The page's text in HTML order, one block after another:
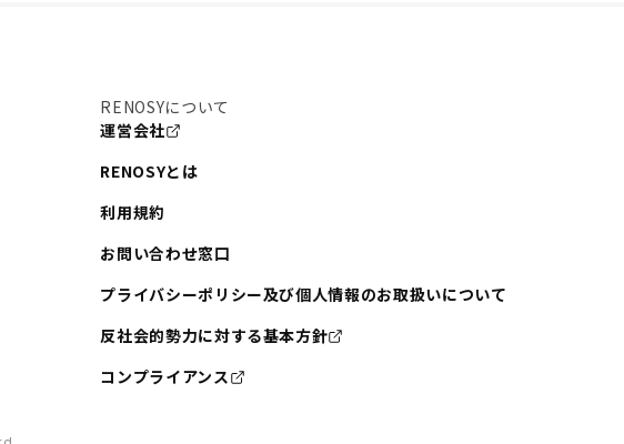
RENOSYについて
運営会社
RENOSYとは
利用規約
お問い合わせ窓口
プライバシーポリシー及び個人情報のお取扱いについて
反社会的勢力に対する基本方針
コンプライアンス